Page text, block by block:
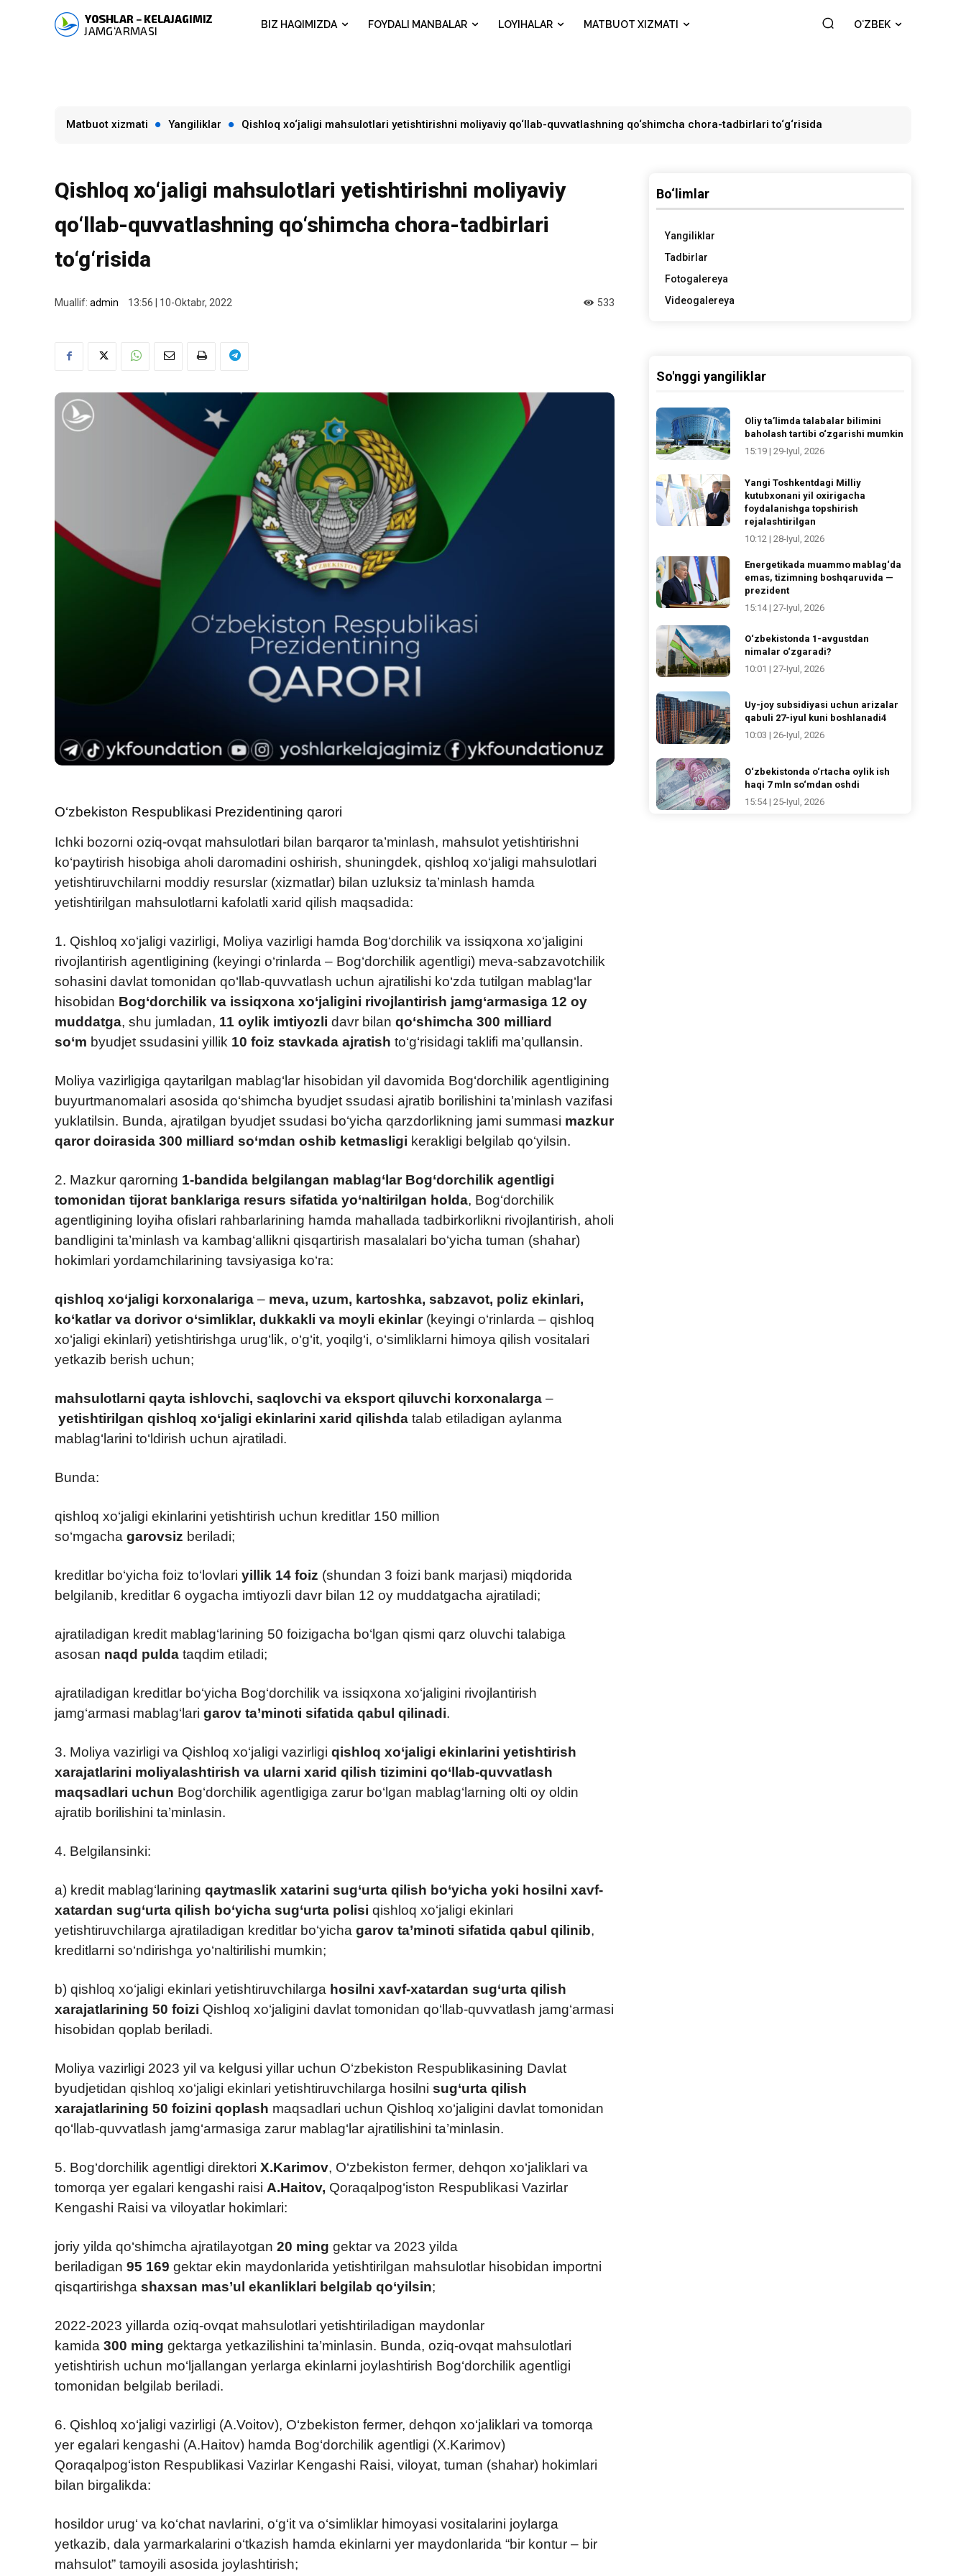
BIZ HAQIMIZDA FOYDALI MANBALAR LOYIHALAR MATBUOT XIZMATI OʻZBEK
Matbuot xizmati Yangiliklar Qishloq xo‘jaligi mahsulotlari yetishtirishni moliyaviy qo‘llab-quvvatlashning qo‘shimcha chora-tadbirlari to‘g‘risida
Qishloq xo‘jaligi mahsulotlari yetishtirishni moliyaviy
qo‘llab-quvvatlashning qo‘shimcha chora-tadbirlari
to‘g‘risida
Muallif: admin 13:56 | 10-Oktabr, 2022 533
O‘zbekiston Respublikasi Prezidentining qarori
Ichki bozorni oziq-ovqat mahsulotlari bilan barqaror ta’minlash, mahsulot yetishtirishni
ko‘paytirish hisobiga aholi daromadini oshirish, shuningdek, qishloq xo‘jaligi mahsulotlari
yetishtiruvchilarni moddiy resurslar (xizmatlar) bilan uzluksiz ta’minlash hamda
yetishtirilgan mahsulotlarni kafolatli xarid qilish maqsadida:
1. Qishloq xo‘jaligi vazirligi, Moliya vazirligi hamda Bog‘dorchilik va issiqxona xo‘jaligini
rivojlantirish agentligining (keyingi o‘rinlarda – Bog‘dorchilik agentligi) meva-sabzavotchilik
sohasini davlat tomonidan qo‘llab-quvvatlash uchun ajratilishi ko‘zda tutilgan mablag‘lar
hisobidan Bog‘dorchilik va issiqxona xo‘jaligini rivojlantirish jamg‘armasiga 12 oy
muddatga, shu jumladan, 11 oylik imtiyozli davr bilan qo‘shimcha 300 milliard
so‘m byudjet ssudasini yillik 10 foiz stavkada ajratish to‘g‘risidagi taklifi ma’qullansin.
Moliya vazirligiga qaytarilgan mablag‘lar hisobidan yil davomida Bog‘dorchilik agentligining
buyurtmanomalari asosida qo‘shimcha byudjet ssudasi ajratib borilishini ta’minlash vazifasi
yuklatilsin. Bunda, ajratilgan byudjet ssudasi bo‘yicha qarzdorlikning jami summasi mazkur
qaror doirasida 300 milliard so‘mdan oshib ketmasligi kerakligi belgilab qo‘yilsin.
2. Mazkur qarorning 1-bandida belgilangan mablag‘lar Bog‘dorchilik agentligi
tomonidan tijorat banklariga resurs sifatida yo‘naltirilgan holda, Bog‘dorchilik
agentligining loyiha ofislari rahbarlarining hamda mahallada tadbirkorlikni rivojlantirish, aholi
bandligini ta’minlash va kambag‘allikni qisqartirish masalalari bo‘yicha tuman (shahar)
hokimlari yordamchilarining tavsiyasiga ko‘ra:
qishloq xo‘jaligi korxonalariga – meva, uzum, kartoshka, sabzavot, poliz ekinlari,
ko‘katlar va dorivor o‘simliklar, dukkakli va moyli ekinlar(keyingi o‘rinlarda – qishloq
xo‘jaligi ekinlari) yetishtirishga urug‘lik, o‘g‘it, yoqilg‘i, o‘simliklarni himoya qilish vositalari
yetkazib berish uchun;
mahsulotlarni qayta ishlovchi, saqlovchi va eksport qiluvchi korxonalarga –
yetishtirilgan qishloq xo‘jaligi ekinlarini xarid qilishda talab etiladigan aylanma
mablag‘larini to‘ldirish uchun ajratiladi.
Bunda:
qishloq xo‘jaligi ekinlarini yetishtirish uchun kreditlar 150 million
so‘mgacha garovsiz beriladi;
kreditlar bo‘yicha foiz to‘lovlari yillik 14 foiz (shundan 3 foizi bank marjasi) miqdorida
belgilanib, kreditlar 6 oygacha imtiyozli davr bilan 12 oy muddatgacha ajratiladi;
ajratiladigan kredit mablag‘larining 50 foizigacha bo‘lgan qismi qarz oluvchi talabiga
asosan naqd pulda taqdim etiladi;
ajratiladigan kreditlar bo‘yicha Bog‘dorchilik va issiqxona xo‘jaligini rivojlantirish
jamg‘armasi mablag‘lari garov ta’minoti sifatida qabul qilinadi.
3. Moliya vazirligi va Qishloq xo‘jaligi vazirligi qishloq xo‘jaligi ekinlarini yetishtirish
xarajatlarini moliyalashtirish va ularni xarid qilish tizimini qo‘llab-quvvatlash
maqsadlari uchun Bog‘dorchilik agentligiga zarur bo‘lgan mablag‘larning olti oy oldin
ajratib borilishini ta’minlasin.
4. Belgilansinki:
a) kredit mablag‘larining qaytmaslik xatarini sug‘urta qilish bo‘yicha yoki hosilni xavf-
xatardan sug‘urta qilish bo‘yicha sug‘urta polisi qishloq xo‘jaligi ekinlari
yetishtiruvchilarga ajratiladigan kreditlar bo‘yicha garov ta’minoti sifatida qabul qilinib,
kreditlarni so‘ndirishga yo‘naltirilishi mumkin;
b) qishloq xo‘jaligi ekinlari yetishtiruvchilarga hosilni xavf-xatardan sug‘urta qilish
xarajatlarining 50 foizi Qishloq xo‘jaligini davlat tomonidan qo‘llab-quvvatlash jamg‘armasi
hisobidan qoplab beriladi.
Moliya vazirligi 2023 yil va kelgusi yillar uchun O‘zbekiston Respublikasining Davlat
byudjetidan qishloq xo‘jaligi ekinlari yetishtiruvchilarga hosilni sug‘urta qilish
xarajatlarining 50 foizini qoplash maqsadlari uchun Qishloq xo‘jaligini davlat tomonidan
qo‘llab-quvvatlash jamg‘armasiga zarur mablag‘lar ajratilishini ta’minlasin.
5. Bog‘dorchilik agentligi direktori X.Karimov, O‘zbekiston fermer, dehqon xo‘jaliklari va
tomorqa yer egalari kengashi raisi A.Haitov, Qoraqalpog‘iston Respublikasi Vazirlar
Kengashi Raisi va viloyatlar hokimlari:
joriy yilda qo‘shimcha ajratilayotgan 20 ming gektar va 2023 yilda
beriladigan 95 169 gektar ekin maydonlarida yetishtirilgan mahsulotlar hisobidan importni
qisqartirishga shaxsan mas’ul ekanliklari belgilab qo‘yilsin;
2022-2023 yillarda oziq-ovqat mahsulotlari yetishtiriladigan maydonlar
kamida 300 ming gektarga yetkazilishini ta’minlasin. Bunda, oziq-ovqat mahsulotlari
yetishtirish uchun mo‘ljallangan yerlarga ekinlarni joylashtirish Bog‘dorchilik agentligi
tomonidan belgilab beriladi.
6. Qishloq xo‘jaligi vazirligi (A.Voitov), O‘zbekiston fermer, dehqon xo‘jaliklari va tomorqa
yer egalari kengashi (A.Haitov) hamda Bog‘dorchilik agentligi (X.Karimov)
Qoraqalpog‘iston Respublikasi Vazirlar Kengashi Raisi, viloyat, tuman (shahar) hokimlari
bilan birgalikda:
hosildor urug‘ va ko‘chat navlarini, o‘g‘it va o‘simliklar himoyasi vositalarini joylarga
yetkazib, dala yarmarkalarini o‘tkazish hamda ekinlarni yer maydonlarida “bir kontur – bir
mahsulot” tamoyili asosida joylashtirish;
Bo‘limlar
Yangiliklar
Tadbirlar
Fotogalereya
Videogalereya
So'nggi yangiliklar
Oliy ta’limda talabalar bilimini
baholash tartibi o‘zgarishi mumkin
15:19 | 29-Iyul, 2026
Yangi Toshkentdagi Milliy
kutubxonani yil oxirigacha
foydalanishga topshirish
rejalashtirilgan
10:12 | 28-Iyul, 2026
Energetikada muammo mablag‘da
emas, tizimning boshqaruvida —
prezident
15:14 | 27-Iyul, 2026
O‘zbekistonda 1-avgustdan
nimalar o‘zgaradi?
10:01 | 27-Iyul, 2026
Uy-joy subsidiyasi uchun arizalar
qabuli 27-iyul kuni boshlanadi4
10:03 | 26-Iyul, 2026
O‘zbekistonda o‘rtacha oylik ish
haqi 7 mln so‘mdan oshdi
15:54 | 25-Iyul, 2026